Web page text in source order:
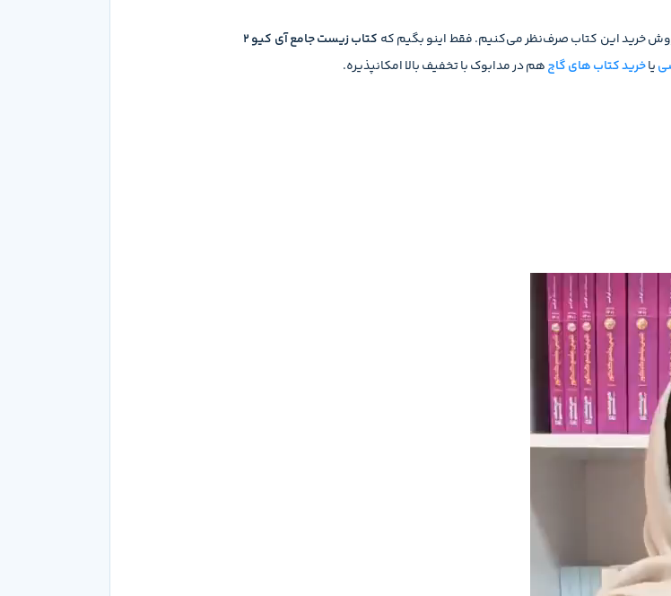
خرید این کتاب صرف‌نظر می‌کنیم. فقط اینو بگیم که کتاب زیست جامع آی کیو 2
یاخرید کتاب های گاجهم در مدابوک با تخفیف بالا امکانپذیره.